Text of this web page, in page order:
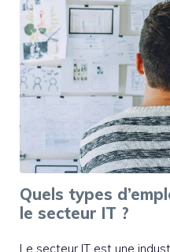
Quels types
le secteur IT ?
Le secteur IT est une